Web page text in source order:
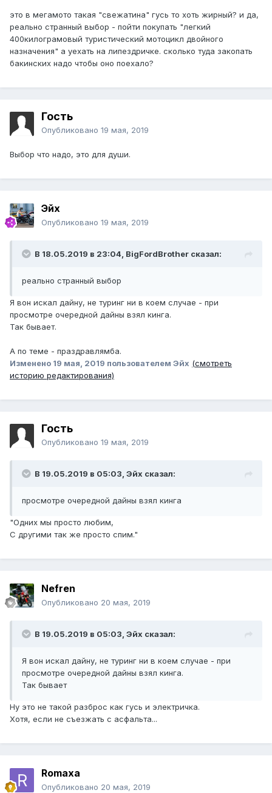
это в мегамото такая "свежатина" гусь то хоть жирный? и да,
реально странный выбор - пойти покупать "легкий
400килограмовый туристический мотоцикл двойного
назначения" а уехать на липездричке. сколько туда закопать
бакинских надо чтобы оно поехало?
Гость
Опубликовано 19 мая, 2019
Выбор что надо, это для души.
Эйх
Опубликовано 19 мая, 2019
В 18.05.2019 в 23:04, BigFordBrother сказал:
реально странный выбор
Я вон искал дайну, не туринг ни в коем случае - при
просмотре очередной дайны взял кинга.
Так бывает.
А по теме - праздравлямба.
Изменено 19 мая, 2019 пользователем Эйх (смотреть
историю редактирования)
Гость
Опубликовано 19 мая, 2019
В 19.05.2019 в 05:03, Эйх сказал:
просмотре очередной дайны взял кинга
"Одних мы просто любим,
С другими так же просто спим."
Nefren
Опубликовано 20 мая, 2019
В 19.05.2019 в 05:03, Эйх сказал:
Я вон искал дайну, не туринг ни в коем случае - при
просмотре очередной дайны взял кинга.
Так бывает
Ну это не такой разброс как гусь и электричка.
Хотя, если не съезжать с асфальта...
Romaxa
Опубликовано 20 мая, 2019